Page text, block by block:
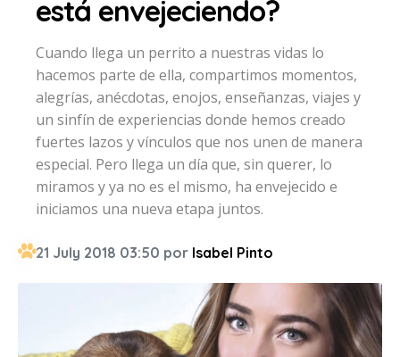
está envejeciendo?
Cuando llega un perrito a nuestras vidas lo
hacemos parte de ella, compartimos momentos,
alegrías, anécdotas, enojos, enseñanzas, viajes y
un sinfín de experiencias donde hemos creado
fuertes lazos y vínculos que nos unen de manera
especial. Pero llega un día que, sin querer, lo
miramos y ya no es el mismo, ha envejecido e
iniciamos una nueva etapa juntos.
21 July 2018 03:50 por Isabel Pinto